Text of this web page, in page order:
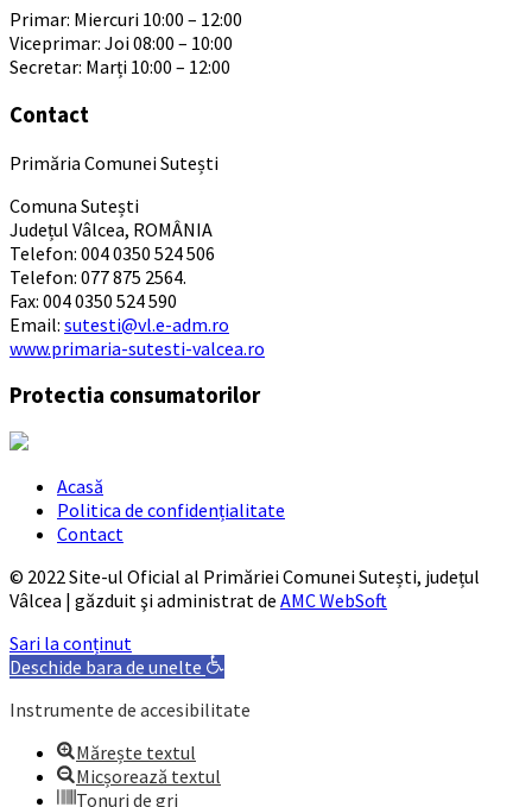
Primar: Miercuri 10:00 – 12:00
Viceprimar: Joi 08:00 – 10:00
Secretar: Marți 10:00 – 12:00
Contact
Primăria Comunei Sutești
Comuna Sutești
Județul Vâlcea, ROMÂNIA
Telefon: 004 0350 524 506
Telefon: 077 875 2564.
Fax: 004 0350 524 590
Email: sutesti@vl.e-adm.ro
www.primaria-sutesti-valcea.ro
Protectia consumatorilor
Acasă
Politica de confidențialitate
Contact
© 2022 Site-ul Oficial al Primăriei Comunei Sutești, județul
Vâlcea | găzduit şi administrat de AMC WebSoft
Sari la conținut
Deschide bara de unelte
Instrumente de accesibilitate
Mărește textul
Micșorează textul
Tonuri de gri